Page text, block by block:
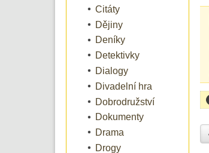
Citáty
Dějiny
Deníky
Detektivky
Dialogy
Divadelní hra
Dobrodružství
Dokumenty
Drama
Drogy